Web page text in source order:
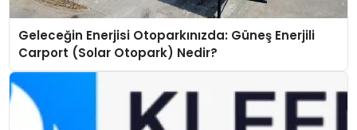
Geleceğin Enerjisi Otoparkınızda: Güneş Enerjili
Carport (Solar Otopark) Nedir?